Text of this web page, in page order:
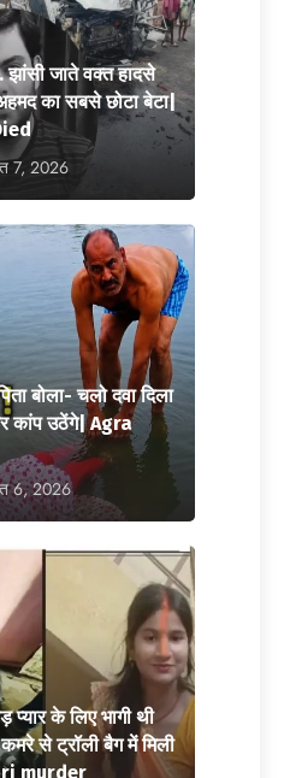
जाते वक्त हादसे
का सबसे छोटा बेटा|
7, 2026
बोला- चलो दवा दिला
कांप उठेंगे| Agra
6, 2026
के लिए भागी थी
से ट्रॉली बैग में मिली
murder